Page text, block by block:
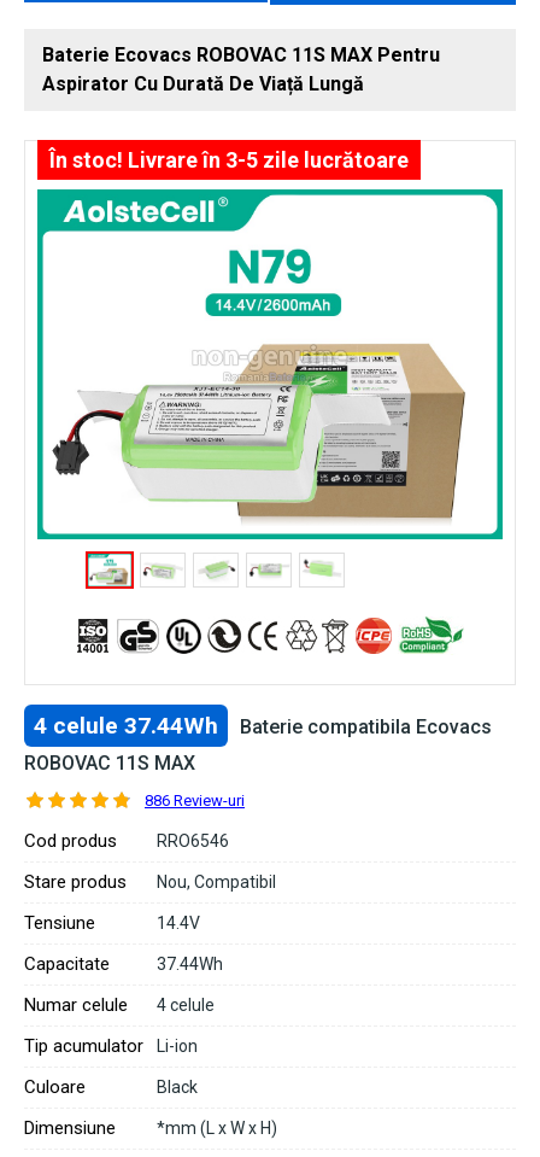
Baterie Ecovacs ROBOVAC 11S MAX Pentru
Aspirator Cu Durată De Viață Lungă
În stoc! Livrare în 3-5 zile lucrătoare
4 celule 37.44Wh
Baterie compatibila Ecovacs
ROBOVAC 11S MAX
886 Review-uri
Cod produs RRO6546
Stare produs Nou, Compatibil
Tensiune 14.4V
Capacitate 37.44Wh
Numar celule 4 celule
Tip acumulator Li-ion
Culoare Black
Dimensiune *mm (L x W x H)